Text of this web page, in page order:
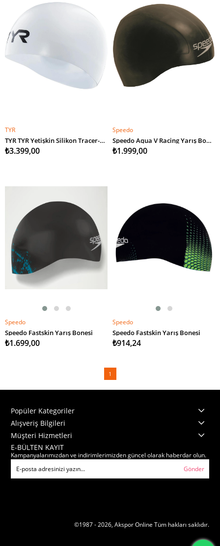
SEPETE EKLE
TYR
TYR TYR Yetişkin Silikon Tracer-X Yarış Yüzücü Bonesi L
₺3.399,00
SEPETE EKLE
Speedo
Speedo Aqua V Racing Yarış Bonesi
₺1.999,00
SEPETE EKLE
Speedo
Speedo Fastskin Yarış Bonesi
₺1.699,00
SEPETE EKLE
Speedo
Speedo Fastskin Yarış Bonesi
₺914,24
1
Popüler Kategoriler
Alışveriş Bilgileri
Müşteri Hizmetleri
E-BÜLTEN KAYIT
Kampanyalarımızdan ve indirimlerimizden güncel olarak haberdar olun.
Gönder
©1987 - 2026, Akspor Online Tüm hakları saklıdır.